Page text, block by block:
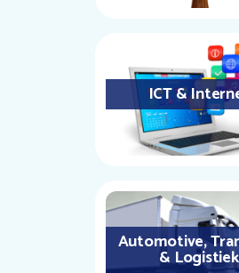
ICT &
Automotive,
& Logistiek